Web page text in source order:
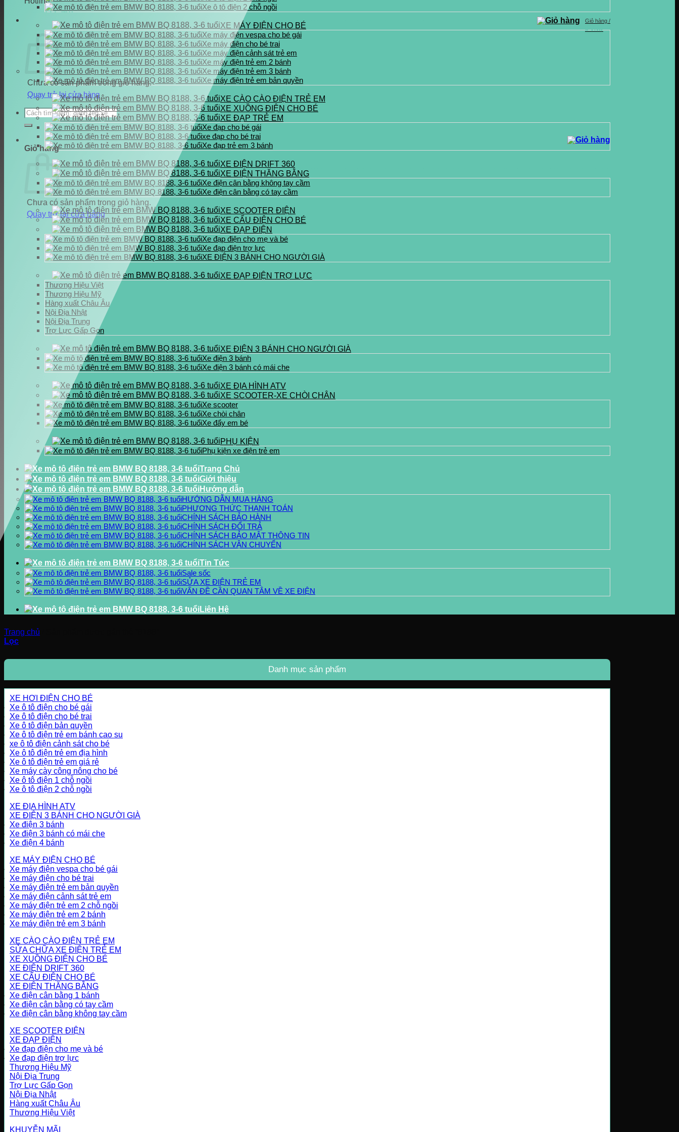
0937.222.487
Giỏ hàng /
0VND
Chưa có sản phẩm trong giỏ hàng.
Quay trở lại cửa hàng
Tìm
kiếm:
Giỏ hàng
Chưa có sản phẩm trong giỏ hàng.
Quay trở lại cửa hàng
Xe ô tô điện 2 chỗ ngồi
XE MÁY ĐIỆN CHO BÉ
Xe máy điện vespa cho bé gái
Xe máy điện cho bé trai
Xe máy điện cảnh sát trẻ em
Xe máy điện trẻ em 2 bánh
Xe máy điện trẻ em 3 bánh
Xe máy điện trẻ em bản quyền
XE CÀO CÀO ĐIỆN TRẺ EM
XE XUỒNG ĐIỆN CHO BÉ
XE ĐẠP TRẺ EM
Xe đạp cho bé gái
xe đạp cho bé trai
Xe đạp trẻ em 3 bánh
XE ĐIỆN DRIFT 360
XE ĐIỆN THĂNG BẰNG
Xe điện cân bằng không tay cầm
Xe điện cân bằng có tay cầm
XE SCOOTER ĐIỆN
XE CẨU ĐIỆN CHO BÉ
XE ĐẠP ĐIỆN
Xe đạp điện cho mẹ và bé
Xe đạp điện trợ lực
XE ĐIỆN 3 BÁNH CHO NGƯỜI GIÀ
XE ĐẠP ĐIỆN TRỢ LỰC
Thương Hiệu Việt
Thương Hiệu Mỹ
Hàng xuất Châu Âu
Nội Địa Nhật
Nội Địa Trung
Trợ Lực Gấp Gọn
XE ĐIỆN 3 BÁNH CHO NGƯỜI GIÀ
Xe điện 3 bánh
Xe điện 3 bánh có mái che
XE ĐỊA HÌNH ATV
XE SCOOTER-XE CHÒI CHÂN
Xe scooter
Xe chòi chân
Xe đẩy em bé
PHỤ KIỆN
Phụ kiện xe điện trẻ em
Trang Chủ
Giới thiệu
Hướng dẫn
HƯỚNG DẪN MUA HÀNG
PHƯƠNG THỨC THANH TOÁN
CHÍNH SÁCH BẢO HÀNH
CHÍNH SÁCH ĐỔI TRẢ
CHÍNH SÁCH BẢO MẬT THÔNG TIN
CHÍNH SÁCH VẬN CHUYỂN
Tin Tức
Sale sốc
SỬA XE ĐIỆN TRẺ EM
VẤN ĐỀ CẦN QUAN TÂM VỀ XE ĐIỆN
Liên Hệ
Trang chủ
Lọc
Danh mục sản phẩm
XE HƠI ĐIỆN CHO BÉ
Xe ô tô điện cho bé gái
Xe ô tô điện cho bé trai
Xe ô tô điện bản quyền
Xe ô tô điện trẻ em bánh cao su
xe ô tô điện cảnh sát cho bé
Xe ô tô điện trẻ em địa hình
Xe ô tô điện trẻ em giá rẻ
Xe máy cày công nông cho bé
Xe ô tô điện 1 chỗ ngồi
Xe ô tô điện 2 chỗ ngồi
XE ĐỊA HÌNH ATV
XE ĐIỆN 3 BÁNH CHO NGƯỜI GIÀ
Xe điện 3 bánh
Xe điện 3 bánh có mái che
Xe điện 4 bánh
XE MÁY ĐIỆN CHO BÉ
Xe máy điện vespa cho bé gái
Xe máy điện cho bé trai
Xe máy điện trẻ em bản quyền
Xe máy điện cảnh sát trẻ em
Xe máy điện trẻ em 2 chỗ ngồi
Xe máy điện trẻ em 2 bánh
Xe máy điện trẻ em 3 bánh
XE CÀO CÀO ĐIỆN TRẺ EM
SỬA CHỮA XE ĐIỆN TRẺ EM
XE XUỒNG ĐIỆN CHO BÉ
XE ĐIỆN DRIFT 360
XE CẨU ĐIỆN CHO BÉ
XE ĐIỆN THĂNG BẰNG
Xe điện cân bằng 1 bánh
Xe điện cân bằng có tay cầm
Xe điện cân bằng không tay cầm
XE SCOOTER ĐIỆN
XE ĐẠP ĐIỆN
Xe đạp điện cho mẹ và bé
Xe đạp điện trợ lực
Thương Hiệu Mỹ
Nội Địa Trung
Trợ Lực Gấp Gọn
Nội Địa Nhật
Hàng xuất Châu Âu
Thương Hiệu Việt
KHUYỄN MÃI